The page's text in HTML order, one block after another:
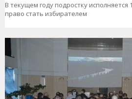
В текущем году подростку исполняется
право стать избирателем